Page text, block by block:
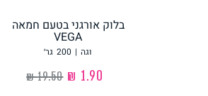
איטלקי
בלוק אורגני בטעם חמאה
VEGA
200 גר׳ | וגה
‏19.50 ₪